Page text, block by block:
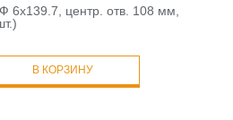
6x139.7, центр. отв. 108 мм,
В КОРЗИНУ